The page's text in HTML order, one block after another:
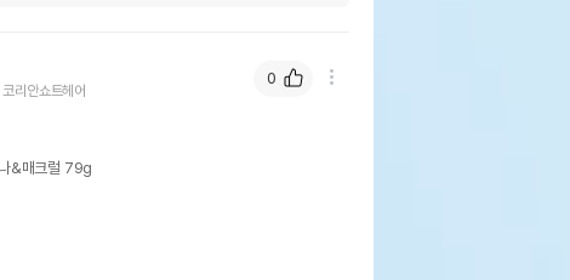
코리안쇼트헤어
&매크럴 79g
0